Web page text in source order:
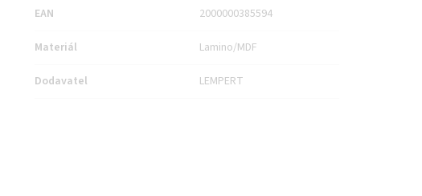
EAN 2000000385594
Materiál Lamino/MDF
Dodavatel LEMPERT